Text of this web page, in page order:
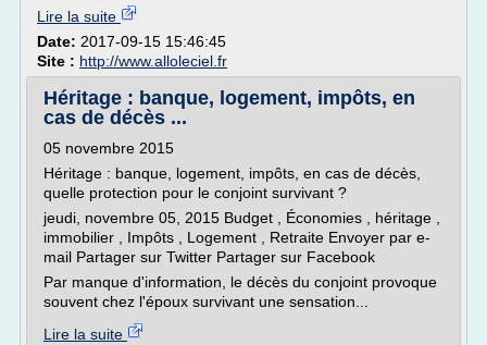
Lire la suite
Date: 2017-09-15 15:46:45
Site : http://www.alloleciel.fr
Héritage : banque, logement, impôts, en
cas de décès ...
05 novembre 2015
Héritage : banque, logement, impôts, en cas de décès,
quelle protection pour le conjoint survivant ?
jeudi, novembre 05, 2015 Budget , Économies , héritage ,
immobilier , Impôts , Logement , Retraite Envoyer par e-
mail Partager sur Twitter Partager sur Facebook
Par manque d'information, le décès du conjoint provoque
souvent chez l'époux survivant une sensation...
Lire la suite